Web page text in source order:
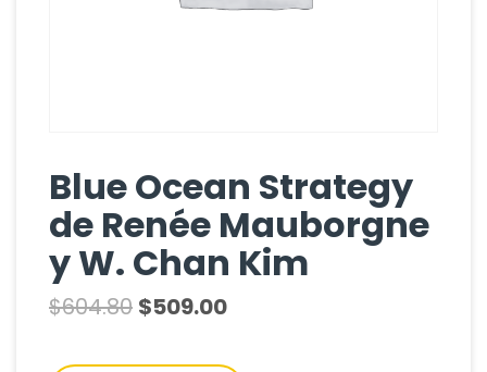
Blue Ocean Strategy
de Renée Mauborgne
y W. Chan Kim
$604.80 $509.00